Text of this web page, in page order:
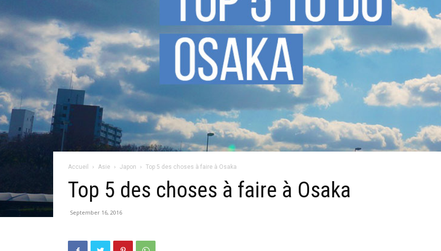
Accueil Asie Japon Top 5 des choses à faire à Osaka
Top 5 des choses à faire à Osaka
September 16, 2016